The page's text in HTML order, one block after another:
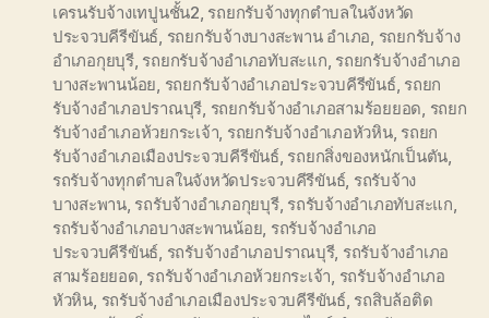
เครนรับจ้างเทปูนชั้น2 รถยกรับจ้างทุกตำบลในจังหวัด
ประจวบคีรีขันธ์ รถยกรับจ้างบางสะพาน อำเภอ รถยกรับจ้าง
อำเภอกุยบุรี, รถยกรับจ้างอำเภอทับสะแก รถยกรับจ้างอำเภอ
บางสะพานน้อย รถยกรับจ้างอำเภอประจวบคีรีขันธ์, รถยก
รับจ้างอำเภอปราณบุรี รถยกรับจ้างอำเภอสามร้อยยอด รถยก
รับจ้างอำเภอห้วยกระเจ้า รถยกรับจ้างอำเภอหัวหิน, รถยก
รับจ้างอำเภอเมืองประจวบคีรีขันธ์, รถยกสิ่งของหนักเป็นตัน
รถรับจ้างทุกตำบลในจังหวัดประจวบคีรีขันธ์, รถรับจ้าง
บางสะพาน, รถรับจ้างอำเภอกุยบุรี, รถรับจ้างอำเภอทับสะแก
รถรับจ้างอำเภอบางสะพานน้อย รถรับจ้างอำเภอ
ประจวบคีรีขันธ์ รถรับจ้างอำเภอปราณบุรี, รถรับจ้างอำเภอ
สามร้อยยอด รถรับจ้างอำเภอห้วยกระเจ้า รถรับจ้างอำเภอ
หัวหิน รถรับจ้างอำเภอเมืองประจวบคีรีขันธ์, รถสิบล้อติด